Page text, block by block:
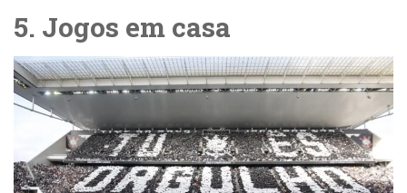
5. Jogos em casa